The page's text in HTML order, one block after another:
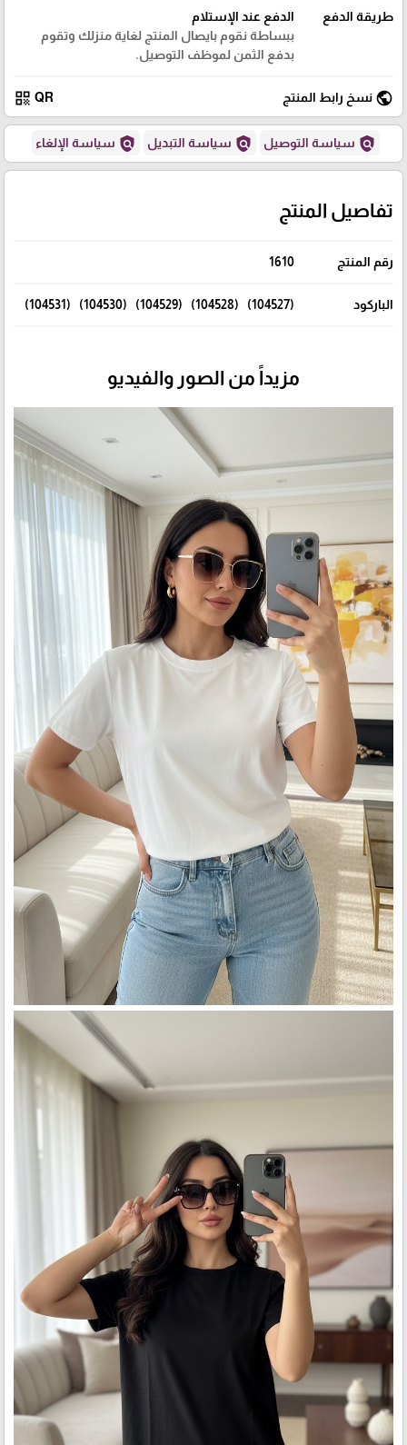
طريقة الدفع
الدفع عند الإستلام
ببساطة نقوم بايصال المنتج لغاية منزلك وتقوم
بدفع الثمن لموظف التوصيل.
public نسخ رابط المنتج QR
qr_code
policy سياسة التوصيل policy سياسة التبديل policy سياسة الإلغاء
تفاصيل المنتج
رقم المنتج 1610
الباركود (104527) (104528) (104529) (104530) (104531)
مزيداً من الصور والفيديو